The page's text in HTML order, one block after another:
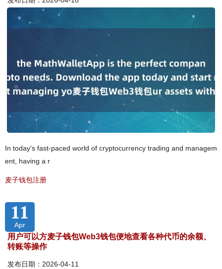
In today's fast-paced world of cryptocurrency trading and managem
ent, having a r
麦子钱包注册
11
Apr
用户可以方麦子钱包Web3钱包便地查看各种代币的余额、
转账等操作
发布日期：2026-04-11